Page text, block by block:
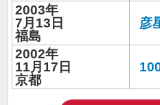
2003年
7月13日
福島
彦
2002年
11月17日
京都